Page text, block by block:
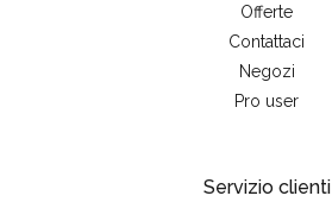
Offerte
Contattaci
Negozi
Pro user
Servizio clienti